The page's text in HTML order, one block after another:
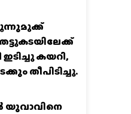
കയറി,
തീപിടിച്ചു.
യുവാവിനെ